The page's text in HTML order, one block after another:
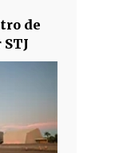
de